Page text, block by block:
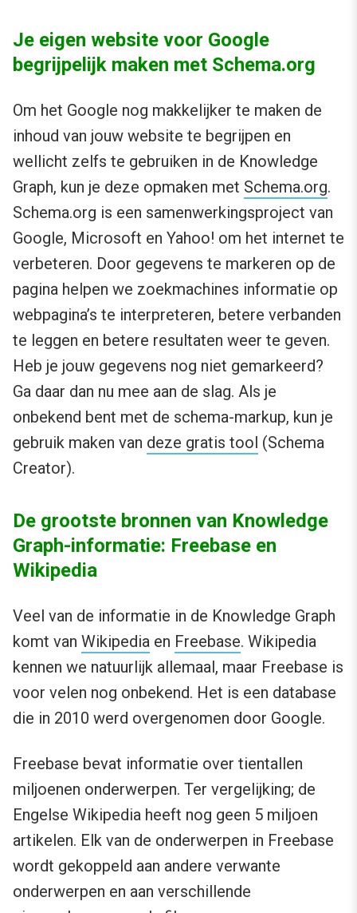
Je eigen website voor Google
begrijpelijk maken met Schema.org
Om het Google nog makkelijker te maken de
inhoud van jouw website te begrijpen en
wellicht zelfs te gebruiken in de Knowledge
Graph, kun je deze opmaken met Schema.org.
Schema.org is een samenwerkingsproject van
Google, Microsoft en Yahoo! om het internet te
verbeteren. Door gegevens te markeren op de
pagina helpen we zoekmachines informatie op
webpagina’s te interpreteren, betere verbanden
te leggen en betere resultaten weer te geven.
Heb je jouw gegevens nog niet gemarkeerd?
Ga daar dan nu mee aan de slag. Als je
onbekend bent met de schema-markup, kun je
gebruik maken van deze gratis tool (Schema
Creator).
De grootste bronnen van Knowledge
Graph-informatie: Freebase en
Wikipedia
Veel van de informatie in de Knowledge Graph
komt van Wikipedia en Freebase. Wikipedia
kennen we natuurlijk allemaal, maar Freebase is
voor velen nog onbekend. Het is een database
die in 2010 werd overgenomen door Google.
Freebase bevat informatie over tientallen
miljoenen onderwerpen. Ter vergelijking; de
Engelse Wikipedia heeft nog geen 5 miljoen
artikelen. Elk van de onderwerpen in Freebase
wordt gekoppeld aan andere verwante
onderwerpen en aan verschillende